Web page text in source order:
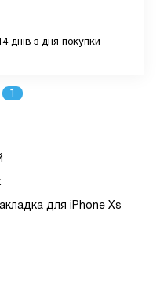
днів з дня покупки
1
для iPhone Xs